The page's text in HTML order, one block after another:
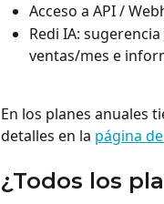
Acceso a API /
Redi IA:
ventas/mes e
En los planes anuales
detalles en la página
¿Todos los